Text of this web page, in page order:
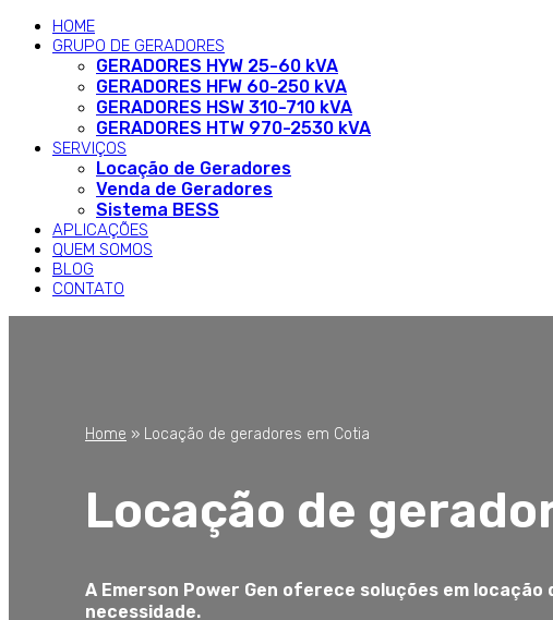
HOME
GRUPO DE GERADORES
GERADORES HYW 25-60 kVA
GERADORES HFW 60-250 kVA
GERADORES HSW 310-710 kVA
GERADORES HTW 970-2530 kVA
SERVIÇOS
Locação de Geradores
Venda de Geradores
Sistema BESS
APLICAÇÕES
QUEM SOMOS
BLOG
CONTATO
Home » Locação de geradores em Cotia
Locação de
A Emerson Power Gen oferece soluções em
necessidade.